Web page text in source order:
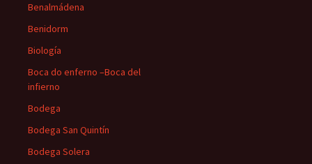
Benalmádena
Benidorm
Biología
Boca do enferno –Boca del
infierno
Bodega
Bodega San Quintín
Bodega Solera